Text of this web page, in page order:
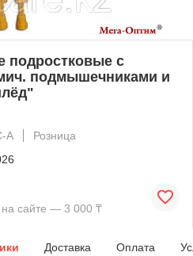
подростковые с
подмышечниками и
А
Розница
сайте — 3 000 ₸
Доставка Оплата